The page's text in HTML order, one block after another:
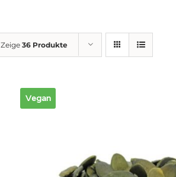
Zeige36 Produkte
Vegan